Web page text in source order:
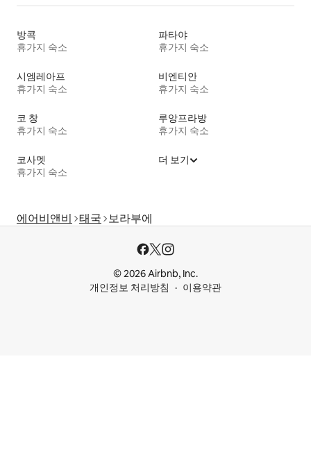
방콕
휴가지 숙소
파타야
휴가지 숙소
시엠레아프
휴가지 숙소
비엔티안
휴가지 숙소
코 창
휴가지 숙소
루앙프라방
휴가지 숙소
코사멧
휴가지 숙소
더 보기
에어비앤비 태국 보라부에
© 2026 Airbnb, Inc.
개인정보 처리방침
이용약관